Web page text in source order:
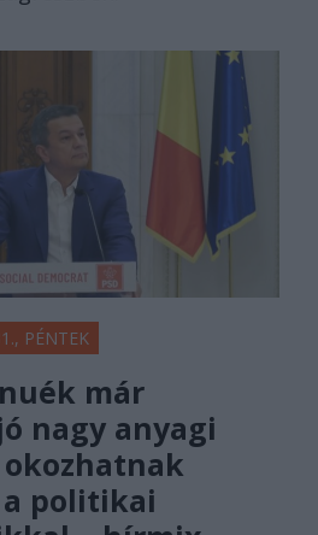
PÉNTEK
már
nagy anyagi
politikai